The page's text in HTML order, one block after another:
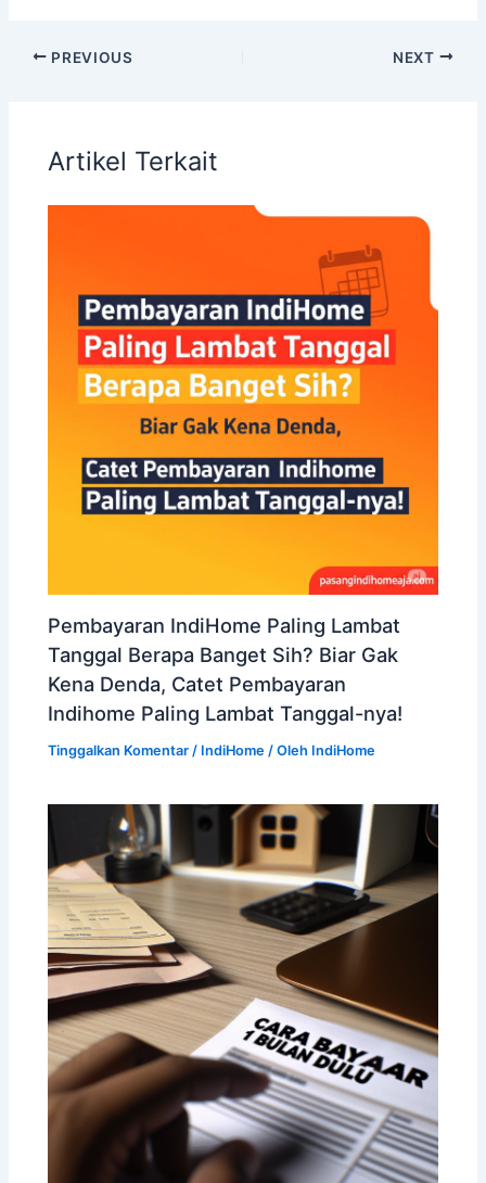
PREVIOUS NEXT
Artikel Terkait
Pembayaran IndiHome Paling Lambat
Tanggal Berapa Banget Sih? Biar Gak
Kena Denda, Catet Pembayaran
Indihome Paling Lambat Tanggal-nya!
Tinggalkan Komentar / IndiHome / Oleh IndiHome